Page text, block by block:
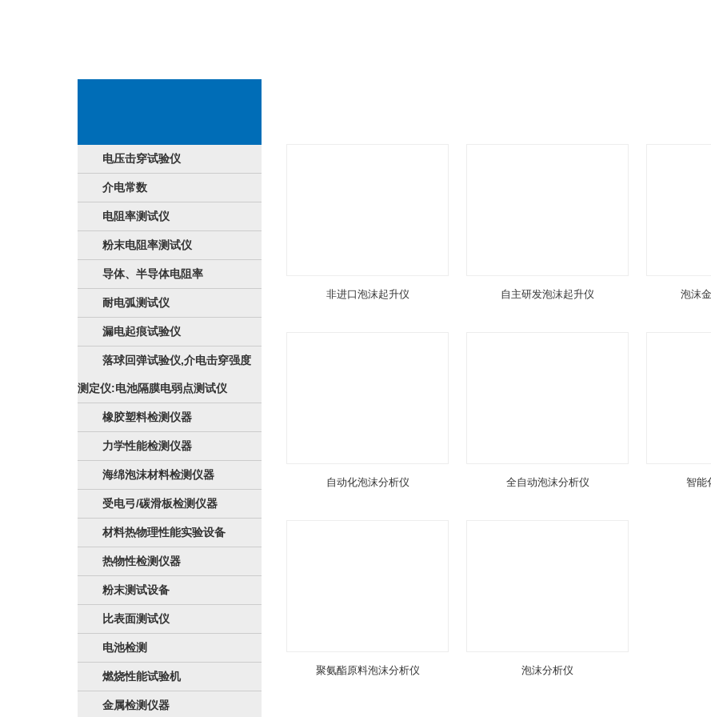
电压击穿试验仪
介电常数
电阻率测试仪
粉末电阻率测试仪
导体、半导体电阻率
耐电弧测试仪
漏电起痕试验仪
落球回弹试验仪,介电击穿强度
测定仪:电池隔膜电弱点测试仪
橡胶塑料检测仪器
力学性能检测仪器
海绵泡沫材料检测仪器
受电弓/碳滑板检测仪器
材料热物理性能实验设备
热物性检测仪器
粉末测试设备
比表面测试仪
电池检测
燃烧性能试验机
金属检测仪器
非进口泡沫起升仪 自主研发泡沫起升仪 泡沫
自动化泡沫分析仪 全自动泡沫分析仪 智能
聚氨酯原料泡沫分析仪 泡沫分析仪